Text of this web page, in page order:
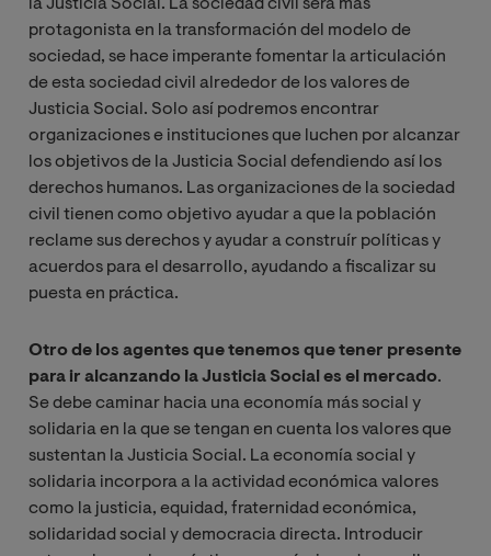
la Justicia Social. La sociedad civil será más
protagonista en la transformación del modelo de
sociedad, se hace imperante fomentar la articulación
de esta sociedad civil alrededor de los valores de
Justicia Social. Solo así podremos encontrar
organizaciones e instituciones que luchen por alcanzar
los objetivos de la Justicia Social defendiendo así los
derechos humanos. Las organizaciones de la sociedad
civil tienen como objetivo ayudar a que la población
reclame sus derechos y ayudar a construír políticas y
acuerdos para el desarrollo, ayudando a fiscalizar su
puesta en práctica.
Otro de los agentes que tenemos que tener presente
para ir alcanzando la Justicia Social es el mercado.
Se debe caminar hacia una economía más social y
solidaria en la que se tengan en cuenta los valores que
sustentan la Justicia Social. La economía social y
solidaria incorpora a la actividad económica valores
como la justicia, equidad, fraternidad económica,
solidaridad social y democracia directa. Introducir